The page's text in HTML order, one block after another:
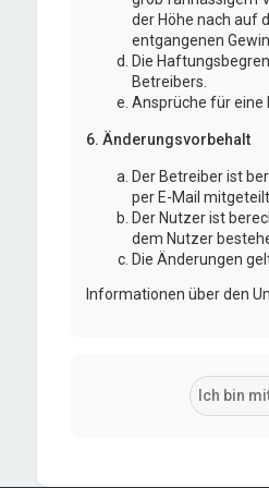
der Höhe nach auf
entgangenen
Die
Betreibers.
Ansprüche für eine
6. Änderungsvorbehalt
Der Betreiber ist
per E-Mail mitgeteilt.
Der Nutzer ist
dem Nutzer
Die Änderungen
Informationen über den